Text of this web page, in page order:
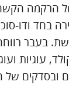
הרקמה
בחד ודו-
בעבר
עוגיות
ובסדקים של